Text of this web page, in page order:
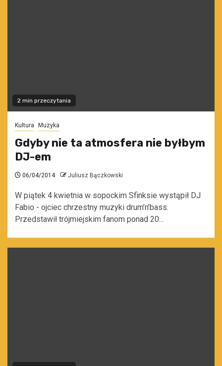
2 min przeczytania
Kultura Muzyka
Gdyby nie ta atmosfera nie byłbym
DJ-em
06/04/2014 Juliusz Bączkowski
W piątek 4 kwietnia w sopockim Sfinksie wystąpił DJ
Fabio - ojciec chrzestny muzyki drum’n’bass.
Przedstawił trójmiejskim fanom ponad 20...